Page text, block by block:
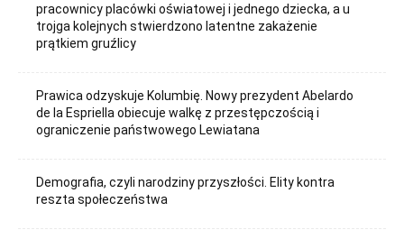
pracownicy placówki oświatowej i jednego dziecka, a u
trojga kolejnych stwierdzono latentne zakażenie
prątkiem gruźlicy
Prawica odzyskuje Kolumbię. Nowy prezydent Abelardo
de la Espriella obiecuje walkę z przestępczością i
ograniczenie państwowego Lewiatana
Demografia, czyli narodziny przyszłości. Elity kontra
reszta społeczeństwa